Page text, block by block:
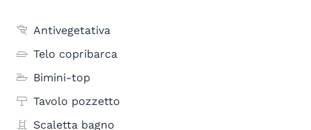
Antivegetativa
Telo copribarca
Bimini-top
Tavolo pozzetto
Scaletta bagno